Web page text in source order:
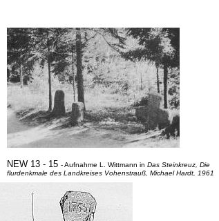
NEW 13 - 15 - Aufnahme L. Wittmann in Das Steinkreuz, Die
flurdenkmale des Landkreises Vohenstrauß, Michael Hardt, 1961